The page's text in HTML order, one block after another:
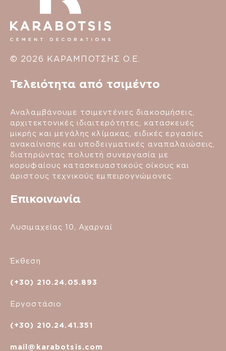
© 2026 ΚΑΡΑΜΠΟΤΣΗΣ Ο.Ε.
Τελειότητα από τσιμέντο
Αναλαμβάνουμε τσιμεντένιες διακοσμήσεις,
αρχιτεκτονικές ιδιαιτερότητες, κατασκευές
μικρής και μεγάλης κλίμακας, ειδικές εργασίες
ανακαίνισης και υποδειγματικές αναπαλαιώσεις,
διατηρώντας πολυετή συνεργασία με
κορυφαίους κατασκευαστικούς οίκους και
άριστους τεχνικούς εμπειρογνώμονες.
Επικοινωνία
Λυσιμαχείας 10, Αχαρναί
Έκθεση
(+30) 210.24.05.893
Εργοστάσιο
(+30) 210.24.41.351
mail@karabotsis.com